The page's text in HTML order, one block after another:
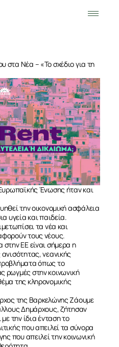
στα Νέα – «Το σχέδιο για τη
Ένωσης ήταν και
την οικονομική ασφάλεια
υγεία και παιδεία.
τα νέα και
τους νέους.
ΕΕ είναι σήμερα η
νεανικής
όπως το
ρωγμές στην κοινωνική
της κληρονομικής
της Βαρκελώνης Ζάουμε
Δημάρχους, ζήτησαν
την ίδια ένταση το
που απειλεί τα σύνορα
που απειλεί την κοινωνική